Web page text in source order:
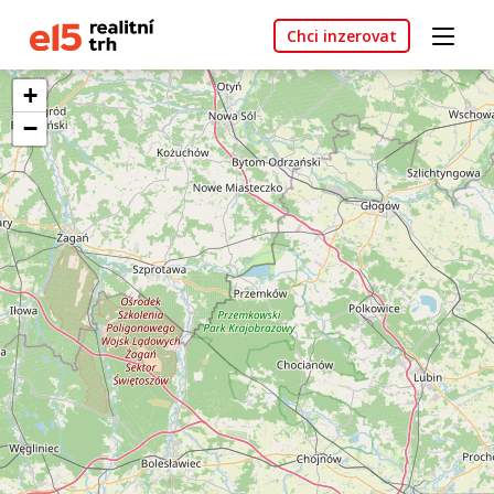
Chci inzerovat
+
−